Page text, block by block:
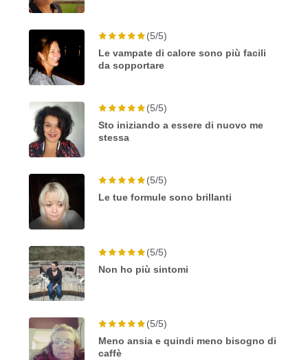
(5/5)
Le vampate di calore sono più facili
da sopportare
(5/5)
Sto iniziando a essere di nuovo me
stessa
(5/5)
Le tue formule sono brillanti
(5/5)
Non ho più sintomi
(5/5)
Meno ansia e quindi meno bisogno di
caffè